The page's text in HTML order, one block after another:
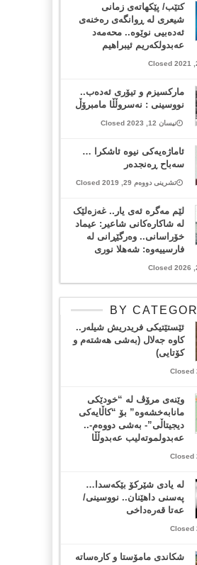
کتێب/ پێكهاتەی زمانی
شيعری لە ڕوانگەی رەخنەی
ئەدەبيی نوێوە.. محەمەد
عەبدولکەریم ئیبراهیم
مارکسیزم و تیۆری ئەدەب..
نووسینی : نەسروڵڵا مامبرۆڵ
نیسان 12, 2023 Closed
ئاماژەیەكی نیوە ئاشكرا …
سەباح ڕەنجدەر
تشرینی دووەم 29, 2019 Closed
لێم مەگرە ئەی یار.. غەزەلێک
لە شاکارەکانی شاعیر: عیماد
خۆراسانی.. وەرگێڕانی لە
فارسییەوە: شەهلا نوری
BY
ئێستێتیکی فریدریش شیلەر..
کاوە جەلال (بەشی هەشتەم و
کۆتایی)
وێنەی مرۆڤ لە “خودێکی
مانابەخشەوە” بۆ “کاڵایەکی
دیجیتاڵی”- بەشی دووەم-..
عەبدولموتەلیب عەبدوڵڵا
لە یادی شێرکۆ بێکەسدا…
پەسنی داهێنان.. نووسینی/
عەتا قەرەداخی
شکاندی مامۆستا و کارەساتە